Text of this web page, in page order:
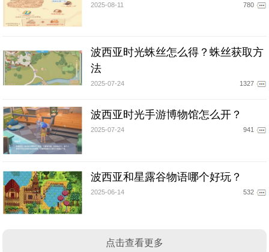
2025-08-11 780
波西亚时光蛛丝怎么得？蛛丝获取方
法
2025-07-24 1327
波西亚时光手游博物馆怎么开？
2025-07-24 941
波西亚和星露谷物语哪个好玩？
2025-06-14 532
点击查看更多